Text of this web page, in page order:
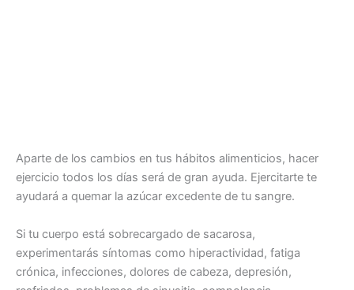
Aparte de los cambios en tus hábitos alimenticios, hacer
ejercicio todos los días será de gran ayuda. Ejercitarte te
ayudará a quemar la azúcar excedente de tu sangre.
Si tu cuerpo está sobrecargado de sacarosa,
experimentarás síntomas como hiperactividad, fatiga
crónica, infecciones, dolores de cabeza, depresión,